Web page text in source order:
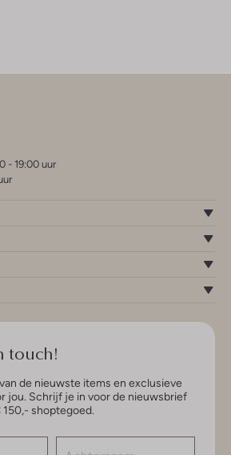
- 19:00 uur
touch!
de nieuwste items en exclusieve
jou. Schrijf je in voor de nieuwsbrief
150,- shoptegoed.